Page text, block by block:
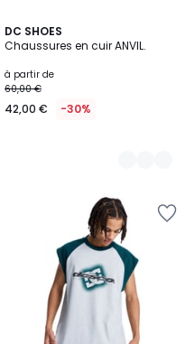
DC SHOES
Chaussures en cuir ANVIL.
à partir de
60,00 €
42,00 € -30%
2
Couleurs